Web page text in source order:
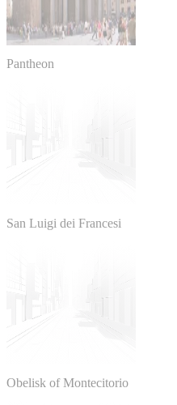
Pantheon
San Luigi dei Francesi
Obelisk of Montecitorio